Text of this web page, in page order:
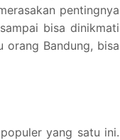
pentingnya
bisa dinikmati
orang Bandung, bisa
yang satu ini.